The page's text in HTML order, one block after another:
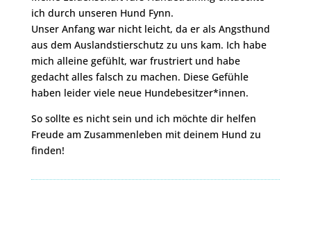
ich durch unseren Hund Fynn.
Unser Anfang war nicht leicht, da er als Angsthund
aus dem Auslandstierschutz zu uns kam. Ich habe
mich alleine gefühlt, war frustriert und habe
gedacht alles falsch zu machen. Diese Gefühle
haben leider viele neue Hundebesitzer*innen.
So sollte es nicht sein und ich möchte dir helfen
Freude am Zusammenleben mit deinem Hund zu
finden!